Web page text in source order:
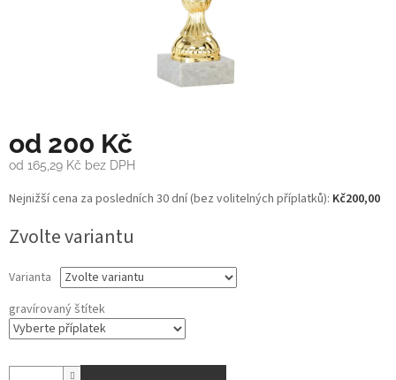
od 200 Kč
od 165,29 Kč bez DPH
Měrná
cena:
Nejnižší cena za posledních 30 dní (bez volitelných příplatků): Kč200,00
Zvolte variantu
Varianta
gravírovaný štítek